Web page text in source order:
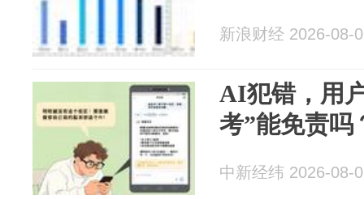
新浪财经 2026-08-
AI犯错，用
考”能免责吗
中新经纬 2026-08-